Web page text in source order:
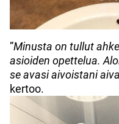
”Minusta on tullut
asioiden opettelua.
se avasi aivoistani
kertoo.